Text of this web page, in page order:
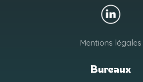
Mentions légales
Bureaux